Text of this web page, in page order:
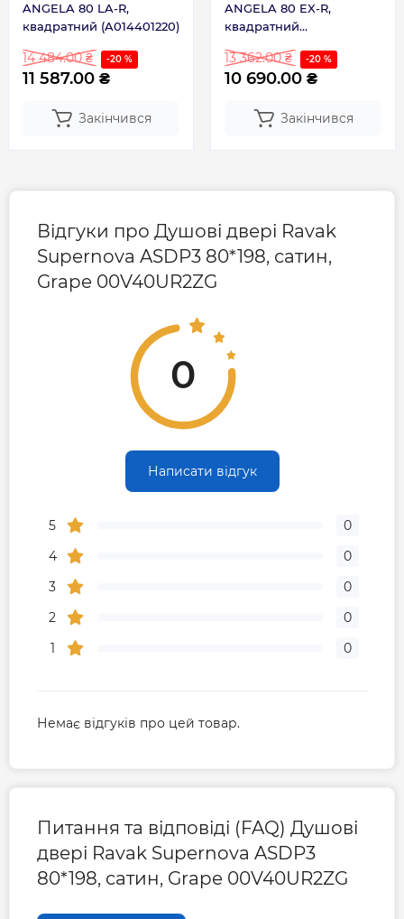
ANGELA 80 LA-R,
квадратний (A014401220)
14 484.00 ₴ -20 %
11 587.00 ₴
Закінчився
ANGELA 80 EX-R,
квадратний
13 362.00 ₴ -20 %
10 690.00 ₴
Закінчився
Відгуки про Душові двері Ravak
Supernova ASDP3 80*198, сатин,
Grape 00V40UR2ZG
0
Написати відгук
5
0
4
0
3
0
2
0
1
0
Немає відгуків про цей товар.
Питання та відповіді (FAQ) Душові
двері Ravak Supernova ASDP3
80*198, сатин, Grape 00V40UR2ZG